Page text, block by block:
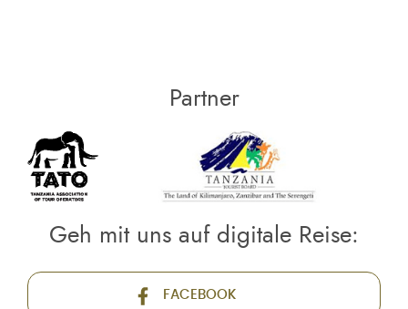
Partner
Geh mit uns auf digitale Reise:
FACEBOOK